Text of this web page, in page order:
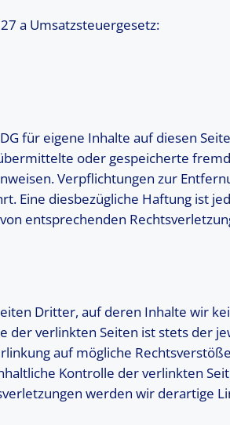
a Umsatzsteuergesetz:
für eigene Inhalte auf diesen
oder gespeicherte
Verpflichtungen zur
Eine diesbezügliche Haftung ist
entsprechenden
Dritter, auf deren Inhalte wir
der verlinkten Seiten ist stets der
auf mögliche
Kontrolle der verlinkten
werden wir derartige